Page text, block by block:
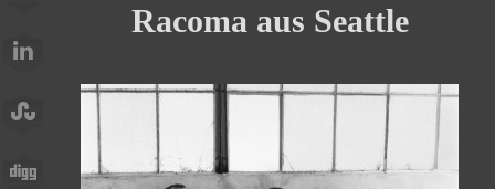
Racoma aus Seattle